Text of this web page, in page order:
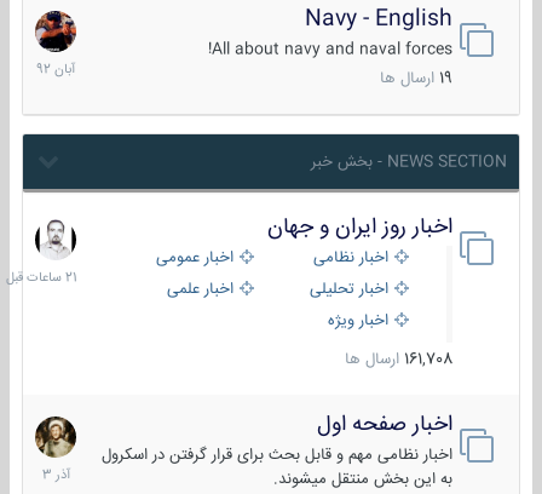
Navy - English
All about navy and naval forces!
ارسال ها
22
آبان
1392
NEWS SECTION - بخش خبر
اخبار روز ایران و جهان
اخبار نظامی
اخبار عمومی
اخبار تحلیلی
اخبار علمی
اخبار ویژه
161,708 ارسال ها
21
ساعات
قبل
اخبار صفحه اول
اخبار نظامی مهم و قابل بحث برای قرار گرفتن در اسکرول
به این بخش منتقل میشوند.
7
آذر
1403